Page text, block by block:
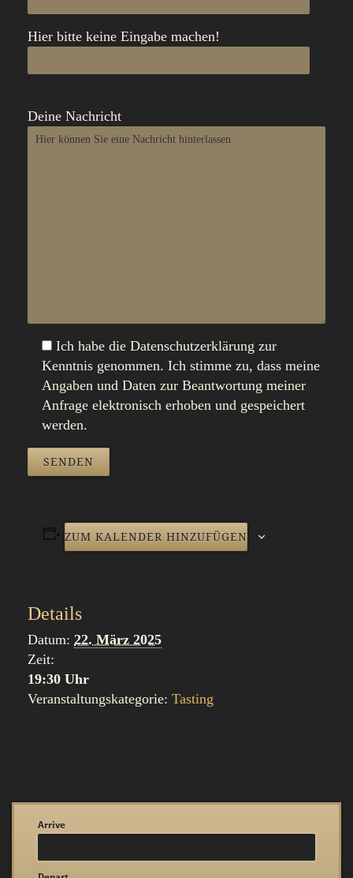
Hier bitte keine Eingabe machen!
Deine Nachricht
Ich habe die Datenschutzerklärung zur
Kenntnis genommen. Ich stimme zu, dass meine
Angaben und Daten zur Beantwortung meiner
Anfrage elektronisch erhoben und gespeichert
werden.
ZUM KALENDER HINZUFÜGEN
Details
Datum: 22. März 2025
Zeit:
19:30 Uhr
Veranstaltungskategorie: Tasting
Arrive